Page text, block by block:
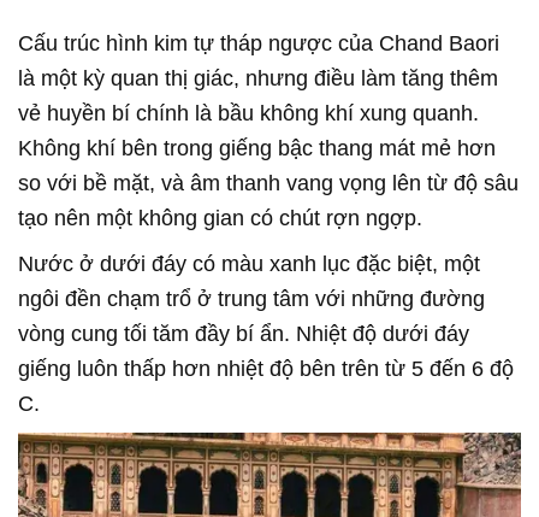
Cấu trúc hình kim tự tháp ngược của Chand Baori
là một kỳ quan thị giác, nhưng điều làm tăng thêm
vẻ huyền bí chính là bầu không khí xung quanh.
Không khí bên trong giếng bậc thang mát mẻ hơn
so với bề mặt, và âm thanh vang vọng lên từ độ sâu
tạo nên một không gian có chút rợn ngợp.
Nước ở dưới đáy có màu xanh lục đặc biệt, một
ngôi đền chạm trổ ở trung tâm với những đường
vòng cung tối tăm đầy bí ẩn. Nhiệt độ dưới đáy
giếng luôn thấp hơn nhiệt độ bên trên từ 5 đến 6 độ
C.